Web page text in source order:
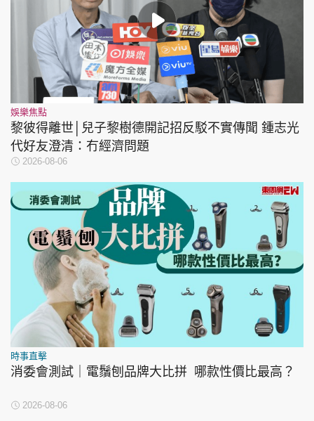
娛樂焦點
黎彼得離世│兒子黎樹德開記招反駁不實傳聞 鍾志光
代好友澄清：冇經濟問題
2026-08-06
時事直擊
消委會測試｜電鬚刨品牌大比拼 哪款性價比最高？
2026-08-06